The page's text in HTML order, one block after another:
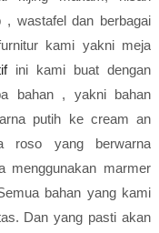
wastafel dan berbagai
kami yakni meja
ini kami buat dengan
bahan , yakni bahan
putih ke cream an
roso yang berwarna
menggunakan marmer
bahan yang kami
Dan yang pasti akan